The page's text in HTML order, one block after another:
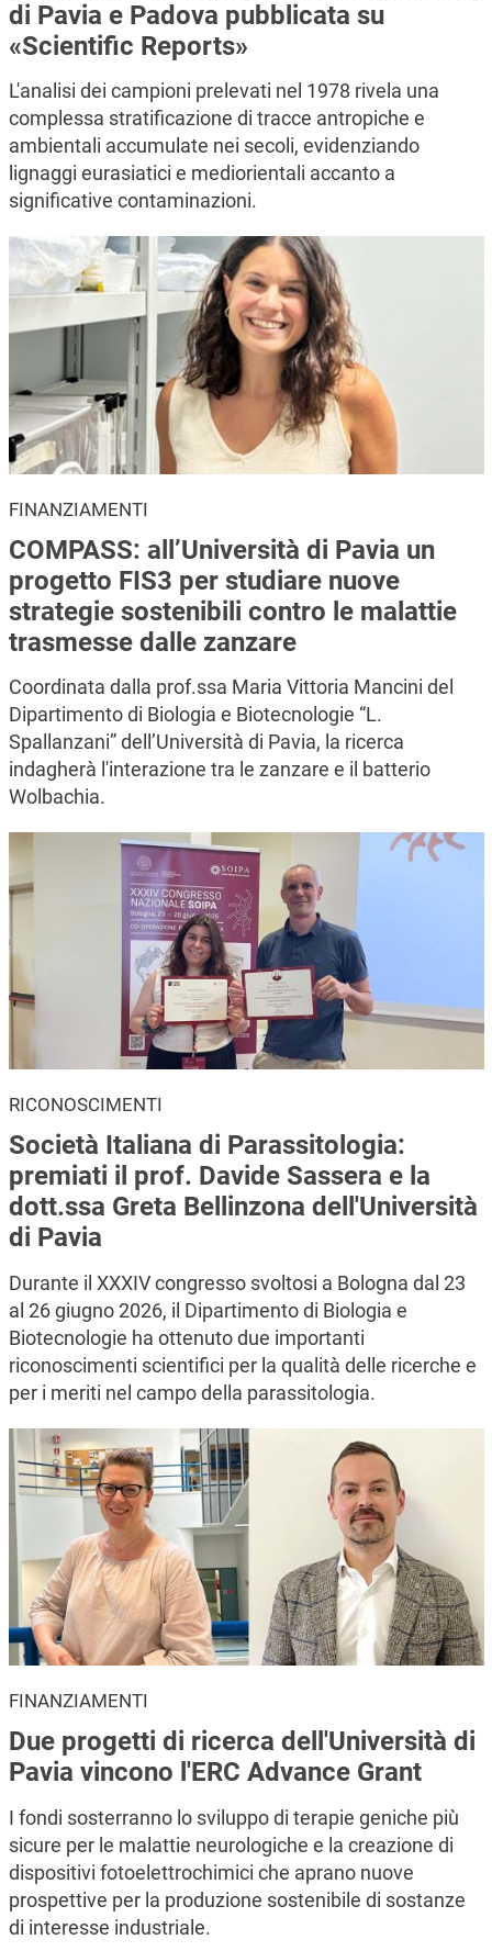
di Pavia e Padova pubblicata su
«Scientific Reports»
L'analisi dei campioni prelevati nel 1978 rivela una
complessa stratificazione di tracce antropiche e
ambientali accumulate nei secoli, evidenziando
lignaggi eurasiatici e mediorientali accanto a
significative contaminazioni.
FINANZIAMENTI
COMPASS: all’Università di Pavia un
progetto FIS3 per studiare nuove
strategie sostenibili contro le malattie
trasmesse dalle zanzare
Coordinata dalla prof.ssa Maria Vittoria Mancini del
Dipartimento di Biologia e Biotecnologie “L.
Spallanzani” dell’Università di Pavia, la ricerca
indagherà l'interazione tra le zanzare e il batterio
Wolbachia.
RICONOSCIMENTI
Società Italiana di Parassitologia:
premiati il prof. Davide Sassera e la
dott.ssa Greta Bellinzona dell'Università
di Pavia
Durante il XXXIV congresso svoltosi a Bologna dal 23
al 26 giugno 2026, il Dipartimento di Biologia e
Biotecnologie ha ottenuto due importanti
riconoscimenti scientifici per la qualità delle ricerche e
per i meriti nel campo della parassitologia.
FINANZIAMENTI
Due progetti di ricerca dell'Università di
Pavia vincono l'ERC Advance Grant
I fondi sosterranno lo sviluppo di terapie geniche più
sicure per le malattie neurologiche e la creazione di
dispositivi fotoelettrochimici che aprano nuove
prospettive per la produzione sostenibile di sostanze
di interesse industriale.